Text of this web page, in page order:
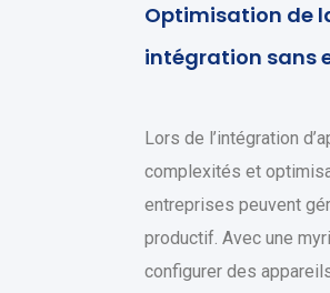
Optimisation de
intégration sans
Lors de l’intégration
complexités et
entreprises peuvent
productif. Avec une
configurer des